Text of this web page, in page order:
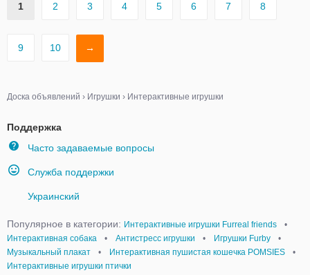
1 2 3 4 5 6 7 8
9 10 →
Доска объявлений › Игрушки › Интерактивные игрушки
Поддержка
Часто задаваемые вопросы
Служба поддержки
Украинский
Популярное в категории: Интерактивные игрушки Furreal friends
•
Интерактивная собака
• Антистресс игрушки • Игрушки Furby
•
Музыкальный плакат
• Интерактивная пушистая кошечка POMSIES
•
Интерактивные игрушки птички